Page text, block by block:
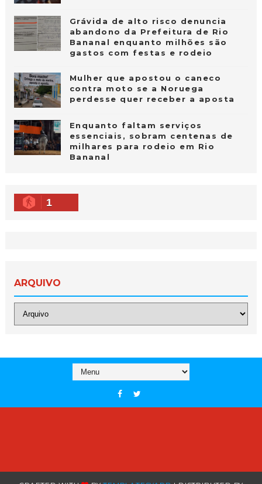
Grávida de alto risco denuncia
abandono da Prefeitura de Rio
Bananal enquanto milhões são
gastos com festas e rodeio
Mulher que apostou o caneco
contra moto se a Noruega
perdesse quer receber a aposta
Enquanto faltam serviços
essenciais, sobram centenas de
milhares para rodeio em Rio
Bananal
1
ARQUIVO